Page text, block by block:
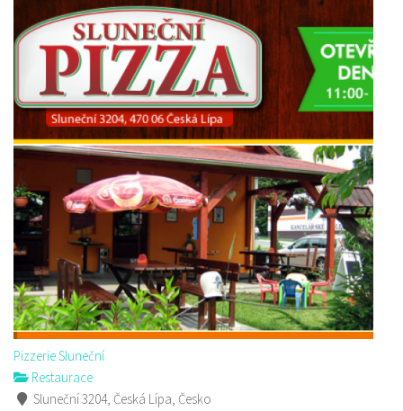
Pizzerie Sluneční
Restaurace
Sluneční 3204, Česká Lípa, Česko